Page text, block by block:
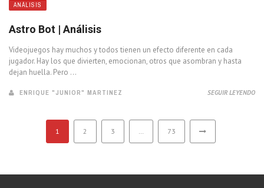
ANÁLISIS
Astro Bot | Análisis
Videojuegos hay muchos y todos tienen un efecto diferente en cada
jugador. Hay los que divierten, emocionan, otros que asombran y hasta
dejan huella. Pero ...
ENRIQUE "JUNIOR" MARTINEZ SEGUIR LEYENDO
1 2 3 73